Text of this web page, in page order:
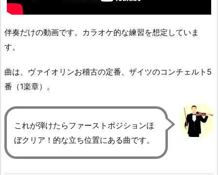
伴奏だけの動画です。カラオケ的な練習を想定していま
す。
曲は、ヴァイオリンお稽古の定番、ザイツのコンチェルト5
番（1楽章）。
これが弾けたらファーストポジションほ
ぼクリア！的な立ち位置にある曲です。